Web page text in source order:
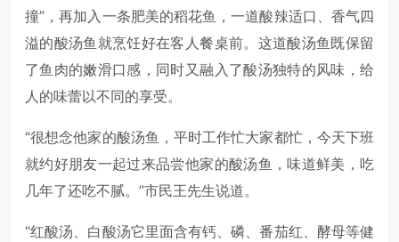
撞”，再加入一条肥美的稻花鱼，一道酸辣适口、香气四
溢的酸汤鱼就烹饪好在客人餐桌前。这道酸汤鱼既保留
了鱼肉的嫩滑口感，同时又融入了酸汤独特的风味，给
人的味蕾以不同的享受。
“很想念他家的酸汤鱼，平时工作忙大家都忙，今天下班
就约好朋友一起过来品尝他家的酸汤鱼，味道鲜美，吃
几年了还吃不腻。”市民王先生说道。
“红酸汤、白酸汤它里面含有钙、磷、番茄红、酵母等健